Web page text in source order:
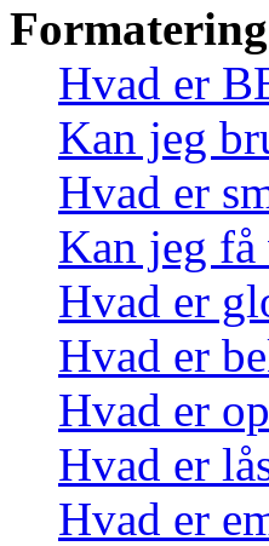
Hvad er
Kan jeg
Hvad er
Kan jeg
Hvad er
Hvad er
Hvad er
Hvad er
Hvad er